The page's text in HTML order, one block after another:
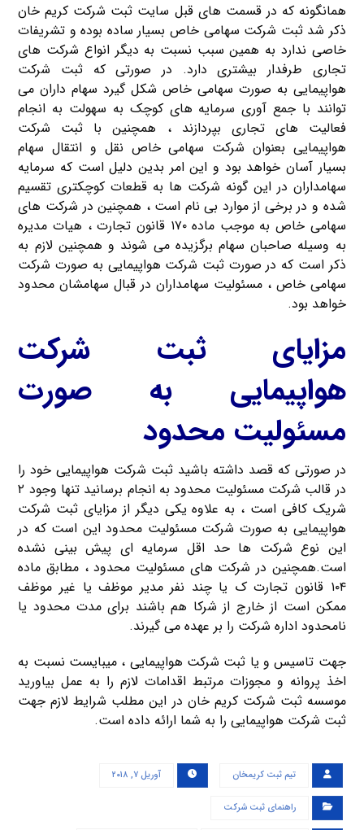
همانگونه که در قسمت های قبل سایت ثبت شرکت کریم خان
ذکر شد ثبت شرکت سهامی خاص بسیار ساده بوده و تشریفات
خاصی ندارد به همین سبب نسبت به دیگر انواع شرکت های
تجاری طرفدار بیشتری دارد. در صورتی که ثبت شرکت
هواپیمایی به صورت سهامی خاص شکل گیرد سهام داران می
توانند با جمع آوری سرمایه های کوچک به سهولت به انجام
فعالیت های تجاری بپردازند ، همچنین با ثبت شرکت
هواپیمایی بعنوان شرکت سهامی خاص نقل و انتقال سهام
بسیار آسان خواهد بود و این امر بدین دلیل است که سرمایه
سهامداران در این گونه شرکت ها به قطعات کوچکتری تقسیم
شده و در برخی از موارد بی نام است ، همچنین در شرکت های
سهامی خاص به موجب ماده ۱۷۰ قانون تجارت ، هیات مدیره
به وسیله صاحبان سهام برگزیده می شوند و همچنین لازم به
ذکر است که در صورت ثبت شرکت هواپیمایی به صورت شرکت
سهامی خاص ، مسئولیت سهامداران در قبال سهامشان محدود
خواهد بود.
مزایای ثبت شرکت
هواپیمایی به صورت
مسئولیت محدود
در صورتی که قصد داشته باشید ثبت شرکت هواپیمایی خود را
در قالب شرکت مسئولیت محدود به انجام برسانید تنها وجود ۲
شریک کافی است ، به علاوه یکی دیگر از مزایای ثبت شرکت
هواپیمایی به صورت شرکت مسئولیت محدود این است که در
این نوع شرکت ها حد اقل سرمایه ای پیش بینی نشده
است.همچنین در شرکت های مسئولیت محدود ، مطابق ماده
۱۰۴ قانون تجارت ک یا چند نفر مدیر موظف یا غیر موظف
ممکن است از خارج از شرکا هم باشند برای مدت محدود یا
نامحدود اداره شرکت را بر عهده می گیرند.
جهت تاسیس و یا ثبت شرکت هواپیمایی ، میبایست نسبت به
اخذ پروانه و مجوزات مرتبط اقدامات لازم را به عمل بیاورید
موسسه ثبت شرکت کریم خان در این مطلب شرایط لازم جهت
ثبت شرکت هواپیمایی را به شما ارائه داده است.
تیم ثبت کریمخان آوریل ۷, ۲۰۱۸
راهنمای ثبت شرکت